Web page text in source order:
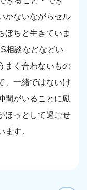
かないながらセル
ぼちと生きていま
相談などなどい
まく合わないもの
一緒ではないけ
間がいることに励
ほっとして過ごせ
す。